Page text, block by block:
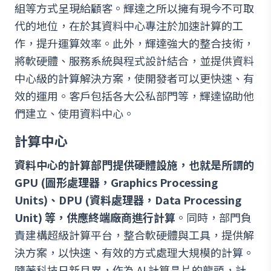
組等方式呈現給顧客。輝達之所以擁有現今不可取
代的地位，在於其資料中心專注於加速計算的工
作，提升運算效率。此外，輝達強大的整合技術，
將軟硬體、服務系統與程式設計結合，並提供資料
中心級的計算解決方案，使開發者可以更快速、有
效的運用。客戶包括各大公私部門等，輝達協助他
們建立、使用資料中心。
計算中心
資料中心的計算部門提供硬體設施，也就是所謂的
GPU (圖形處理器，Graphics Processing
Units)、DPU (資料處理器，Data Processing
Unit) 等，供應終端廠商進行計算 。同時，部門負
責建構超級計算平台，整合軟硬體與工具，提供解
決方案，以快速、有效的方式處理大規模的計算。